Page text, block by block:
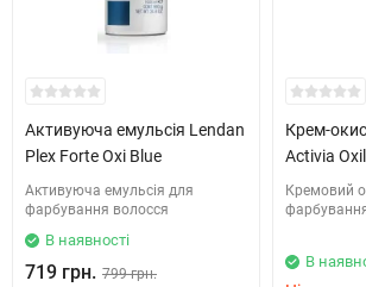
Активуюча емульсія ​Lendan
Plex Forte Oxi Blue​
Активуюча емульсія для
фарбування волосся
В наявності
719 грн. 799 грн.
Крем-
Activia
Кремовий
В